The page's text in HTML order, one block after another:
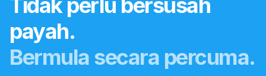
Tidak perlu bersusah
payah.
Bermula secara percuma.